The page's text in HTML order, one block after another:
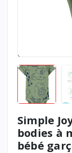
Simple
bodies à
bébé